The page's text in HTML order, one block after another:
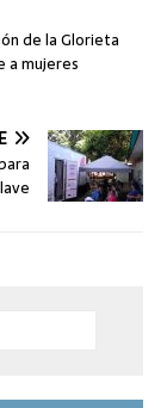
de la Glorieta
a mujeres